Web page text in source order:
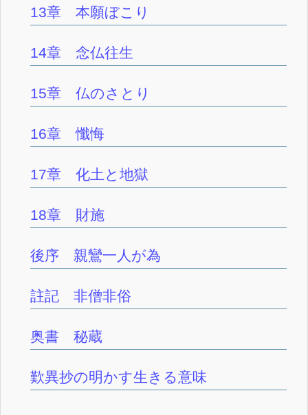
13章 本願ぼこり
14章 念仏往生
15章 仏のさとり
16章 懺悔
17章 化土と地獄
18章 財施
後序 親鸞一人が為
註記 非僧非俗
奥書 秘蔵
歎異抄の明かす生きる意味